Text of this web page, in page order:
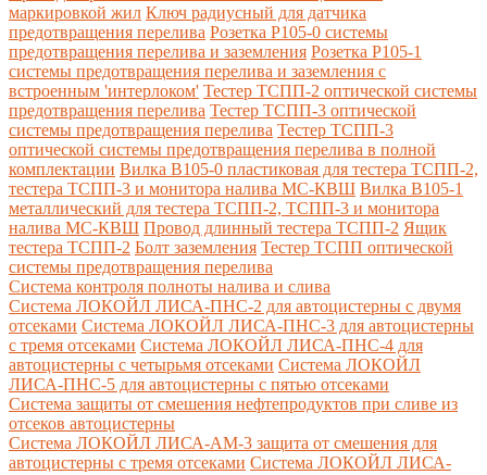
маркировкой жил Ключ радиусный для датчика
предотвращения перелива Розетка Р105-0 системы
предотвращения перелива и заземления Розетка Р105-1
системы предотвращения перелива и заземления с
встроенным 'интерлоком' Тестер ТСПП-2 оптической системы
предотвращения перелива Тестер ТСПП-3 оптической
системы предотвращения перелива Тестер ТСПП-3
оптической системы предотвращения перелива в полной
комплектации Вилка В105-0 пластиковая для тестера ТСПП-2,
тестера ТСПП-3 и монитора налива МС-КВШ Вилка В105-1
металлический для тестера ТСПП-2, ТСПП-3 и монитора
налива МС-КВШ Провод длинный тестера ТСПП-2 Ящик
тестера ТСПП-2 Болт заземления Тестер ТСПП оптической
системы предотвращения перелива
Cистема контроля полноты налива и слива
Система ЛОКОЙЛ ЛИСА-ПНС-2 для автоцистерны с двумя
отсеками Система ЛОКОЙЛ ЛИСА-ПНС-3 для автоцистерны
с тремя отсеками Система ЛОКОЙЛ ЛИСА-ПНС-4 для
автоцистерны с четырьмя отсеками Система ЛОКОЙЛ
ЛИСА-ПНС-5 для автоцистерны с пятью отсеками
Система защиты от смешения нефтепродуктов при сливе из
отсеков автоцистерны
Система ЛОКОЙЛ ЛИСА-AM-3 защита от смешения для
автоцистерны с тремя отсеками Система ЛОКОЙЛ ЛИСА-